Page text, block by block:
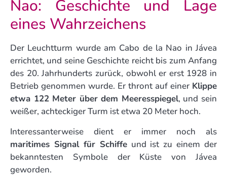
Nao: Geschichte und Lage
eines Wahrzeichens
Der Leuchtturm wurde am Cabo de la Nao in Jávea
errichtet, und seine Geschichte reicht bis zum Anfang
des 20. Jahrhunderts zurück, obwohl er erst 1928 in
Betrieb genommen wurde. Er thront auf einer Klippe
etwa 122 Meter über dem Meeresspiegel, und sein
weißer, achteckiger Turm ist etwa 20 Meter hoch.
Interessanterweise dient er immer noch als
maritimes Signal für Schiffeund ist zu einem der
bekanntesten Symbole der Küste von Jávea
geworden.